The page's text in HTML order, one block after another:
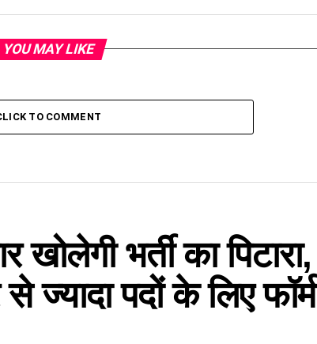
YOU MAY LIKE
TO COMMENT
भर्ती का पिटारा,
ज्यादा पदों के लिए फॉर्म